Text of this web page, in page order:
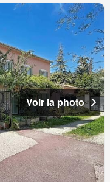
Voir la photo